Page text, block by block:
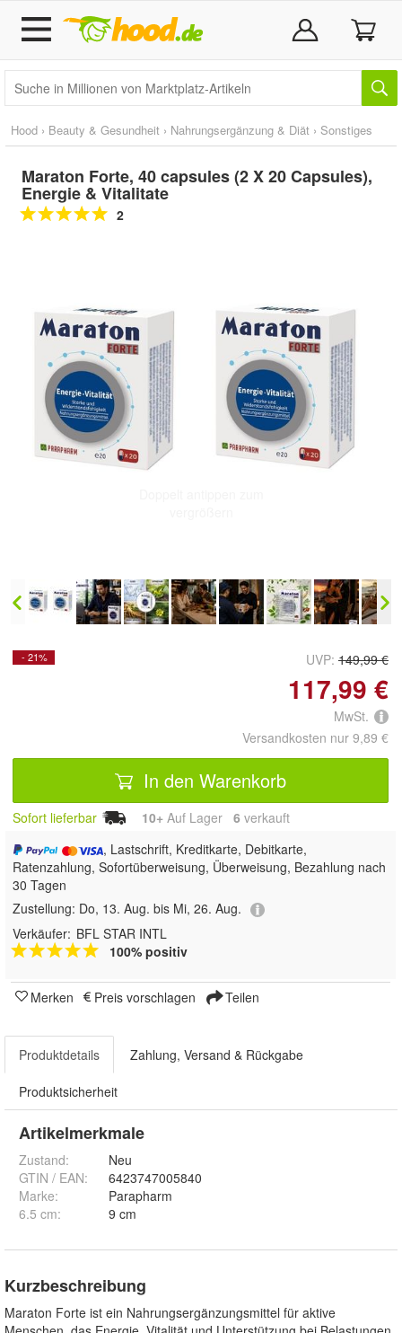
Hood › Beauty & Gesundheit › Nahrungsergänzung & Diät › Sonstiges
Maraton Forte, 40 capsules (2 X 20 Capsules),
Energie & Vitalitate
2
- 21% UVP: 149,99 €
117,99 €
MwSt.
Versandkosten nur 9,89 €
In den Warenkorb
Sofort lieferbar 10+ Auf Lager 6 verkauft
, Lastschrift, Kreditkarte, Debitkarte,
Ratenzahlung, Sofortüberweisung, Überweisung, Bezahlung nach
30 Tagen
Zustellung: Do, 13. Aug. bis Mi, 26. Aug.
Verkäufer: BFL STAR INTL
100% positiv
Merken Preis vorschlagen Teilen
Produktdetails Zahlung, Versand & Rückgabe
Produktsicherheit
Artikelmerkmale
Zustand:
Neu
GTIN / EAN:
6423747005840
Marke:
Parapharm
6.5 cm: 9 cm
Kurzbeschreibung
Maraton Forte ist ein Nahrungsergänzungsmittel für aktive